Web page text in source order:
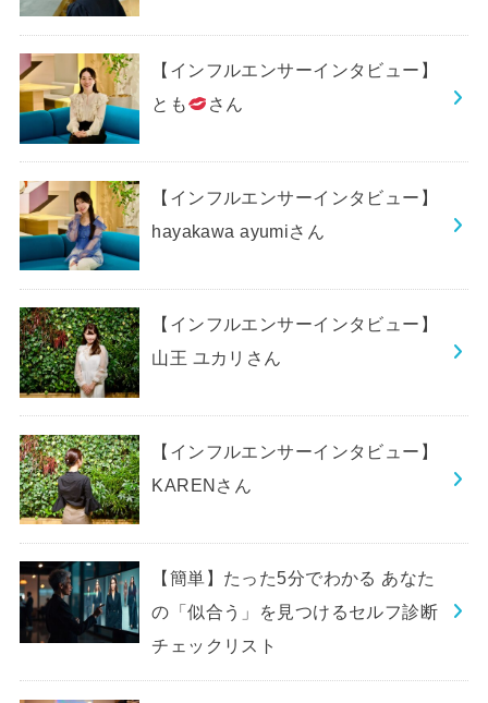
【インフルエンサーインタビュー】
とも
さん
【インフルエンサーインタビュー】
hayakawa ayumiさん
【インフルエンサーインタビュー】
山王 ユカリさん
【インフルエンサーインタビュー】
KARENさん
【簡単】たった5分でわかる あなた
の「似合う」を見つけるセルフ診断
チェックリスト